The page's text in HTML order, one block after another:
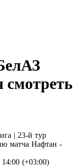
смотреть
| 23-й тур
матча Нафтан -
(+03:00)